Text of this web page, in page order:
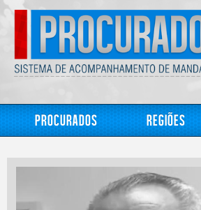
Procurados Regiões